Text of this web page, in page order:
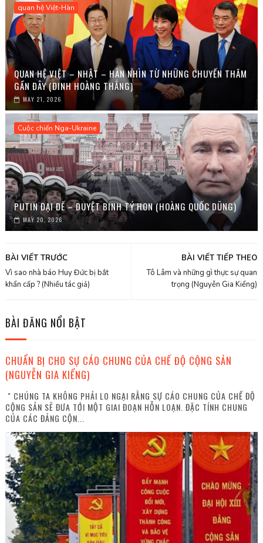
quan hệ Việt-Hàn
QUAN HỆ VIỆT – NHẬT – HÀN NHÌN TỪ NHỮNG CHUYẾN THĂM
GẦN ĐÂY (ĐINH HOÀNG THẮNG)
MAY 21, 2026
Cuộc chiến Nga-Ukraine
PUTIN ĐẠI ĐẾ – DUYỆT BINH TÝ HON (HOÀNG QUỐC DŨNG)
MAY 20, 2026
BÀI VIẾT TIẾP THEO
Tô Lâm và những gì thực sự quan
trọng (Nguyễn Gia Kiểng)
BÀI VIẾT TRƯỚC
Vì sao nhà báo Huy Đức bị bắt
khẩn cấp ? (Nhiều tác giả)
BÀI ĐĂNG NỔI BẬT
CHUẨN BỊ CHO SỰ CÁO CHUNG CỦA CHẾ ĐỘ CỘNG SẢN
(NGUYỄN GIA KIỂNG)
" CHÚNG TA KHÔNG PHẢI LO NGẠI RẰNG SỰ CÁO CHUNG CỦA CHẾ ĐỘ
CỘNG SẢN SẼ ĐƯA TỚI MỘT GIAI ĐOẠN HỖN LOẠN. ĐẶC TÍNH CHUNG
CỦA CÁC ĐẢNG CỘN...